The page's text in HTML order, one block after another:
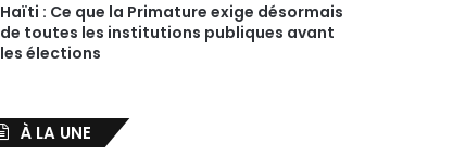
Haïti : Ce que la Primature exige désormais
de toutes les institutions publiques avant
les élections
À LA UNE